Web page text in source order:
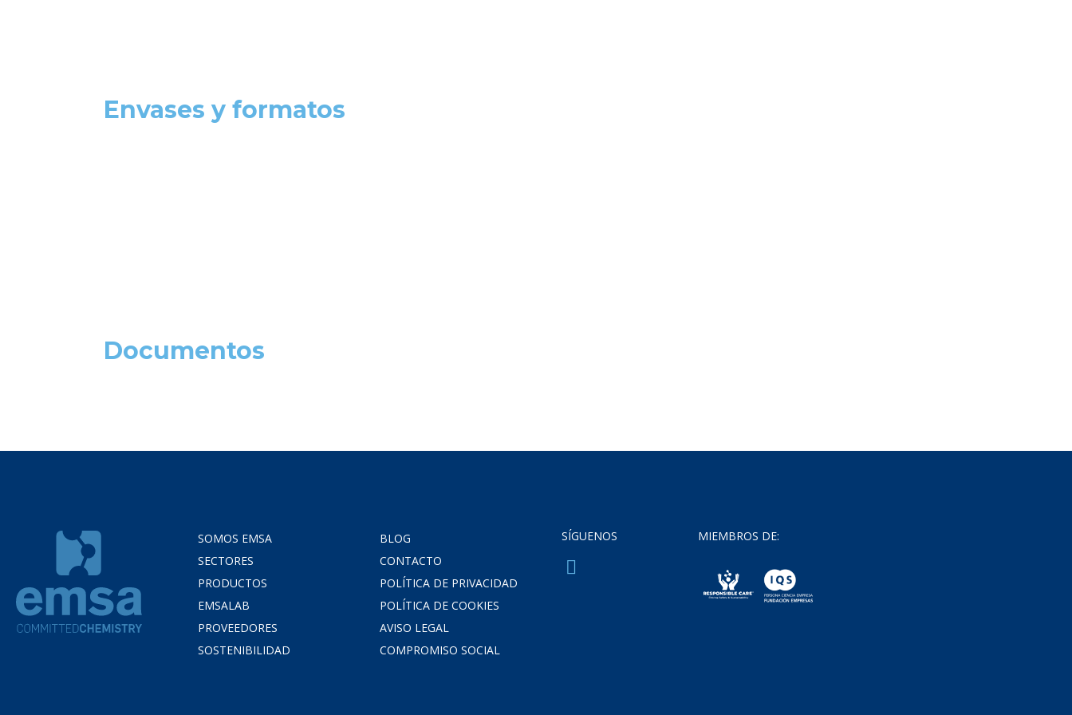
Envases y formatos
Documentos
SOMOS EMSA
SECTORES
PRODUCTOS
EMSALAB
PROVEEDORES
SOSTENIBILIDAD
BLOG
CONTACTO
POLÍTICA DE PRIVACIDAD
POLÍTICA DE COOKIES
AVISO LEGAL
COMPROMISO SOCIAL
SÍGUENOS MIEMBROS DE: